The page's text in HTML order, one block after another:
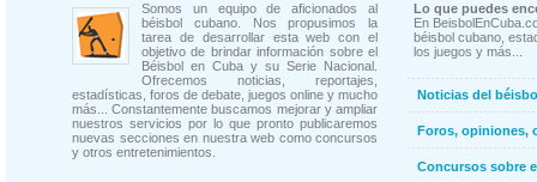
Somos un equipo de aficionados al
béisbol cubano. Nos propusimos la
tarea de desarrollar esta web con el
objetivo de brindar información sobre el
Béisbol en Cuba y su Serie Nacional.
Ofrecemos noticias, reportajes,
estadísticas, foros de debate, juegos online y mucho
más... Constantemente buscamos mejorar y ampliar
nuestros servicios por lo que pronto publicaremos
nuevas secciones en nuestra web como concursos
y otros entretenimientos.
Lo que puedes
En
béisbol cubano,
los juegos y más...
Noticias del
Foros, opiniones,
Concursos sobre